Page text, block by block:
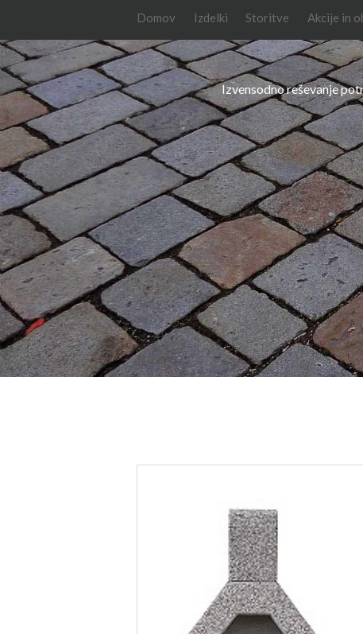
Domov Izdelki Storitve Akcije in
Izvensodno reševanje